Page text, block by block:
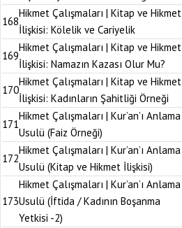
168
Hikmet Çalışmaları | Kitap ve Hikmet
İlişkisi: Kölelik ve Cariyelik
169
Hikmet Çalışmaları | Kitap ve Hikmet
İlişkisi: Namazın Kazası Olur Mu?
170
Hikmet Çalışmaları | Kitap ve Hikmet
İlişkisi: Kadınların Şahitliği Örneği
171
Hikmet Çalışmaları | Kur’an’ı Anlama
Usulü (Faiz Örneği)
172
Hikmet Çalışmaları | Kur’an’ı Anlama
Usulü (Kitap ve Hikmet İlişkisi)
173
Hikmet Çalışmaları | Kur’an’ı Anlama
Usulü (İftida / Kadının Boşanma
Yetkisi -2)